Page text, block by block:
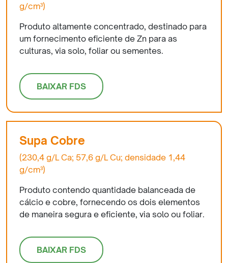
g/cm³)
Produto altamente concentrado, destinado para
um fornecimento eficiente de Zn para as
culturas, via solo, foliar ou sementes.
BAIXAR FDS
Supa Cobre
(230,4 g/L Ca; 57,6 g/L Cu; densidade 1,44
g/cm³)
Produto contendo quantidade balanceada de
cálcio e cobre, fornecendo os dois elementos
de maneira segura e eficiente, via solo ou foliar.
BAIXAR FDS